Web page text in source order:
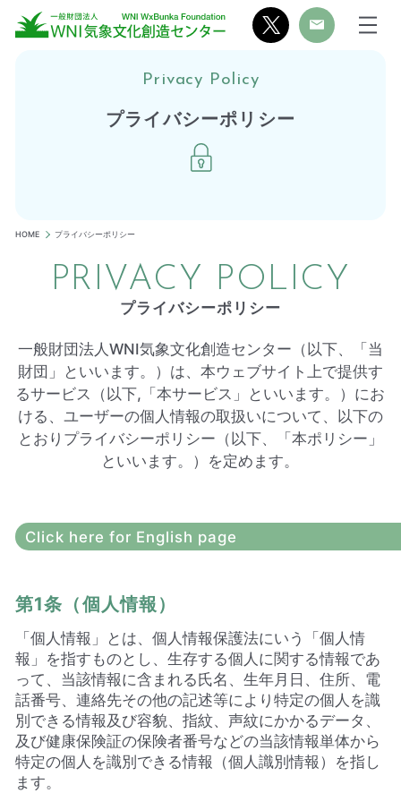
Privacy Policy
プライバシーポリシー
HOME プライバシーポリシー
PRIVACY POLICY
プライバシーポリシー
一般財団法人WNI気象文化創造センター（以下、「当
財団」といいます。）は、本ウェブサイト上で提供す
るサービス（以下,「本サービス」といいます。）にお
ける、ユーザーの個人情報の取扱いについて、以下の
とおりプライバシーポリシー（以下、「本ポリシー」
といいます。）を定めます。
Click here for English page
第1条（個人情報）
「個人情報」とは、個人情報保護法にいう「個人情
報」を指すものとし、生存する個人に関する情報であ
って、当該情報に含まれる氏名、生年月日、住所、電
話番号、連絡先その他の記述等により特定の個人を識
別できる情報及び容貌、指紋、声紋にかかるデータ、
及び健康保険証の保険者番号などの当該情報単体から
特定の個人を識別できる情報（個人識別情報）を指し
ます。